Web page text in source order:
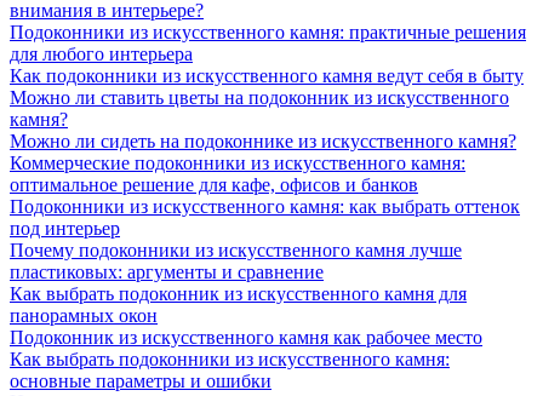
внимания в интерьере?
Подоконники из искусственного камня: практичные решения
для любого интерьера
Как подоконники из искусственного камня ведут себя в быту
Можно ли ставить цветы на подоконник из искусственного
камня?
Можно ли сидеть на подоконнике из искусственного камня?
Коммерческие подоконники из искусственного камня:
оптимальное решение для кафе, офисов и банков
Подоконники из искусственного камня: как выбрать оттенок
под интерьер
Почему подоконники из искусственного камня лучше
пластиковых: аргументы и сравнение
Как выбрать подоконник из искусственного камня для
панорамных окон
Подоконник из искусственного камня как рабочее место
Как выбрать подоконники из искусственного камня:
основные параметры и ошибки